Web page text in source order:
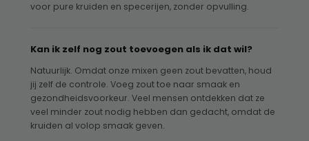
voor pure kruiden en specerijen, zonder opvulling.
Kan ik zelf nog zout toevoegen als ik dat wil?
Natuurlijk. Omdat onze mixen geen zout bevatten, houd
jij zelf de controle. Voeg zout toe naar smaak en
gezondheidsvoorkeur. Veel mensen ontdekken dat ze
veel minder zout nodig hebben dan gedacht, omdat de
kruiden al volop smaak geven.